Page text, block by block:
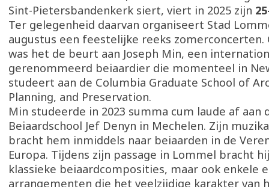
Sint-Pietersbandenkerk siert, viert in 2025 zijn
Ter gelegenheid daarvan organiseert Stad
augustus een feestelijke reeks zomerconcerten.
was het de beurt aan Joseph Min, een
gerenommeerd beiaardier die momenteel in
studeert aan de Columbia Graduate School of
Planning, and Preservation.
Min studeerde in 2023 summa cum laude af aan
Beiaardschool Jef Denyn in Mechelen. Zijn
bracht hem inmiddels naar beiaarden in de
Europa. Tijdens zijn passage in Lommel bracht
klassieke beiaardcomposities, maar ook enkele
arrangementen die het veelzijdige karakter van